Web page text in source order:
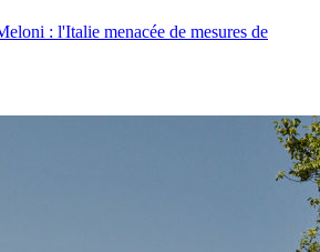
: l'Italie menacée de mesures de